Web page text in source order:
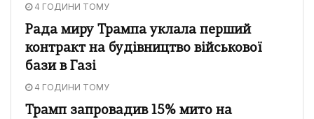
4 ГОДИНИ ТОМУ
Рада миру Трампа уклала перший
контракт на будівництво військової
бази в Газі
4 ГОДИНИ ТОМУ
Трамп запровадив 15% мито на